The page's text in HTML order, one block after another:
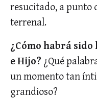
resucitado, a punto
terrenal.
¿Cómo habrá
e Hijo? ¿Qué
un momento tan
grandioso?